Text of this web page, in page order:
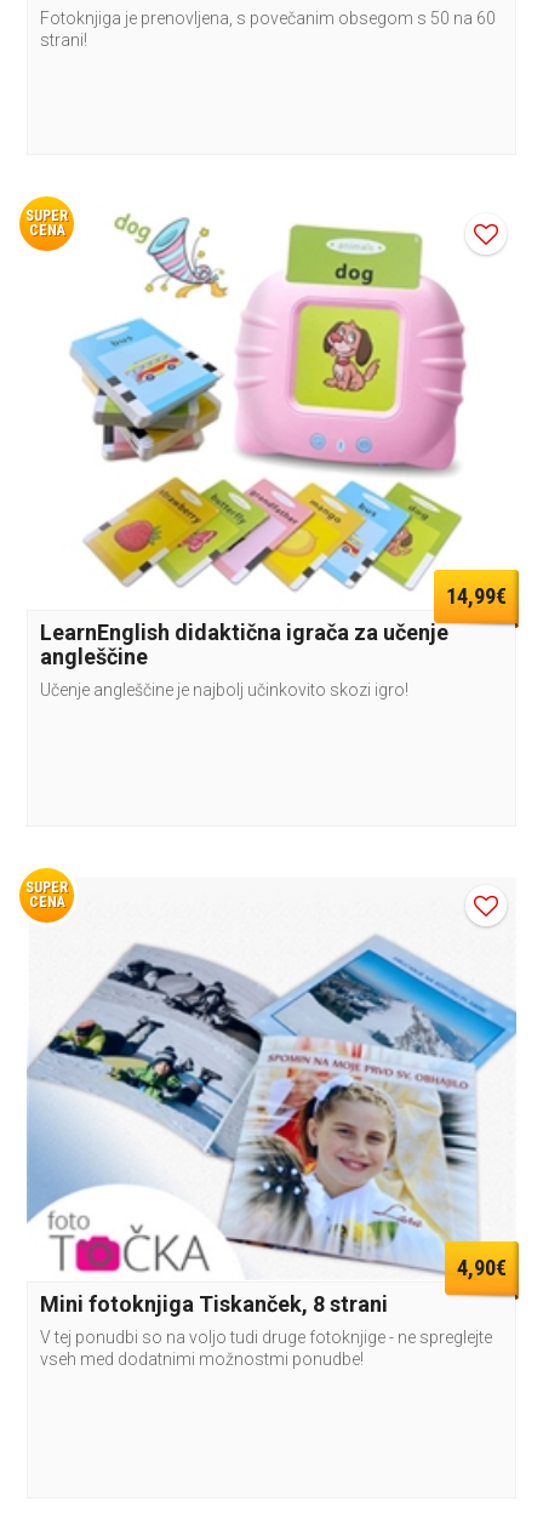
Fotoknjiga je prenovljena, s povečanim obsegom s 50 na 60
strani!
SUPER
CENA
14,99€
LearnEnglish didaktična igrača za učenje
angleščine
Učenje angleščine je najbolj učinkovito skozi igro!
SUPER
CENA
4,90€
Mini fotoknjiga Tiskanček, 8 strani
V tej ponudbi so na voljo tudi druge fotoknjige - ne spreglejte
vseh med dodatnimi možnostmi ponudbe!